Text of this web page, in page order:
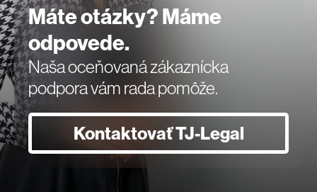
Máte otázky? Máme
odpovede.
Naša oceňovaná zákaznícka
podpora vám rada pomôže.
Kontaktovať TJ-Legal